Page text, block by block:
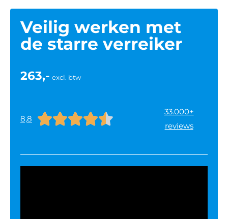
Veilig werken met
de starre verreiker
263,- excl. btw
8,8 
33.000+
reviews